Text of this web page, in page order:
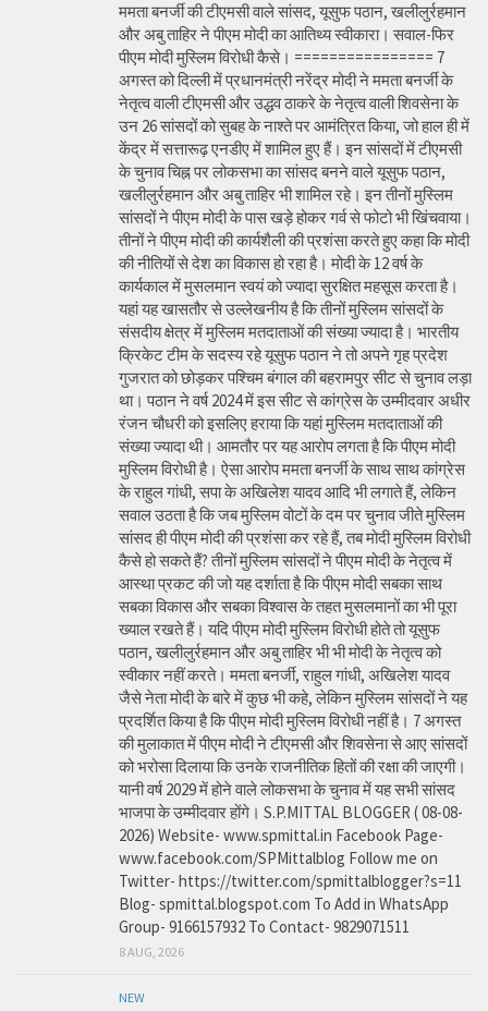
ममता बनर्जी की टीएमसी वाले सांसद, यूसुफ पठान, खलीलुर्रहमान
और अबु ताहिर ने पीएम मोदी का आतिथ्य स्वीकारा। सवाल-फिर
पीएम मोदी मुस्लिम विरोधी कैसे। ================ 7
अगस्त को दिल्ली में प्रधानमंत्री नरेंद्र मोदी ने ममता बनर्जी के
नेतृत्व वाली टीएमसी और उद्धव ठाकरे के नेतृत्व वाली शिवसेना के
उन 26 सांसदों को सुबह के नाश्ते पर आमंत्रित किया, जो हाल ही में
केंद्र में सत्तारूढ़ एनडीए में शामिल हुए हैं। इन सांसदों में टीएमसी
के चुनाव चिह्न पर लोकसभा का सांसद बनने वाले यूसुफ पठान,
खलीलुर्रहमान और अबु ताहिर भी शामिल रहे। इन तीनों मुस्लिम
सांसदों ने पीएम मोदी के पास खड़े होकर गर्व से फोटो भी खिंचवाया।
तीनों ने पीएम मोदी की कार्यशैली की प्रशंसा करते हुए कहा कि मोदी
की नीतियों से देश का विकास हो रहा है। मोदी के 12 वर्ष के
कार्यकाल में मुसलमान स्वयं को ज्यादा सुरक्षित महसूस करता है।
यहां यह खासतौर से उल्लेखनीय है कि तीनों मुस्लिम सांसदों के
संसदीय क्षेत्र में मुस्लिम मतदाताओं की संख्या ज्यादा है। भारतीय
क्रिकेट टीम के सदस्य रहे यूसुफ पठान ने तो अपने गृह प्रदेश
गुजरात को छोड़कर पश्चिम बंगाल की बहरामपुर सीट से चुनाव लड़ा
था। पठान ने वर्ष 2024 में इस सीट से कांग्रेस के उम्मीदवार अधीर
रंजन चौधरी को इसलिए हराया कि यहां मुस्लिम मतदाताओं की
संख्या ज्यादा थी। आमतौर पर यह आरोप लगता है कि पीएम मोदी
मुस्लिम विरोधी है। ऐसा आरोप ममता बनर्जी के साथ साथ कांग्रेस
के राहुल गांधी, सपा के अखिलेश यादव आदि भी लगाते हैं, लेकिन
सवाल उठता है कि जब मुस्लिम वोटों के दम पर चुनाव जीते मुस्लिम
सांसद ही पीएम मोदी की प्रशंसा कर रहे हैं, तब मोदी मुस्लिम विरोधी
कैसे हो सकते हैं? तीनों मुस्लिम सांसदों ने पीएम मोदी के नेतृत्व में
आस्था प्रकट की जो यह दर्शाता है कि पीएम मोदी सबका साथ
सबका विकास और सबका विश्वास के तहत मुसलमानों का भी पूरा
ख्याल रखते हैं। यदि पीएम मोदी मुस्लिम विरोधी होते तो यूसुफ
पठान, खलीलुर्रहमान और अबु ताहिर भी भी मोदी के नेतृत्व को
स्वीकार नहीं करते। ममता बनर्जी, राहुल गांधी, अखिलेश यादव
जैसे नेता मोदी के बारे में कुछ भी कहे, लेकिन मुस्लिम सांसदों ने यह
प्रदर्शित किया है कि पीएम मोदी मुस्लिम विरोधी नहीं है। 7 अगस्त
की मुलाकात में पीएम मोदी ने टीएमसी और शिवसेना से आए सांसदों
को भरोसा दिलाया कि उनके राजनीतिक हितों की रक्षा की जाएगी।
यानी वर्ष 2029 में होने वाले लोकसभा के चुनाव में यह सभी सांसद
भाजपा के उम्मीदवार होंगे। S.P.MITTAL BLOGGER ( 08-08-
2026) Website- www.spmittal.in Facebook Page-
www.facebook.com/SPMittalblog Follow me on
Twitter- https://twitter.com/spmittalblogger?s=11
Blog- spmittal.blogspot.com To Add in WhatsApp
Group- 9166157932 To Contact- 9829071511
8 AUG, 2026
NEW